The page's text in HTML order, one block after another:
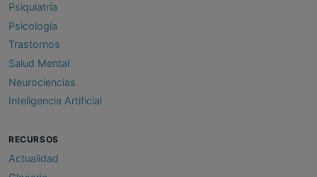
Psiquiatría
Psicología
Trastornos
Salud Mental
Neurociencias
Inteligencia Artificial
RECURSOS
Actualidad